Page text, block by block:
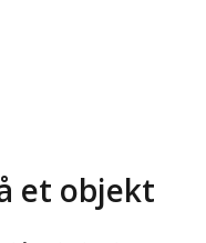
et objekt